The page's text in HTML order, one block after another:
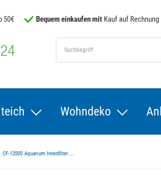
50€ Bequem einkaufen mit Kauf auf Rechnung
Wohndeko
CF-1200S Aquarium Innenfilter ...